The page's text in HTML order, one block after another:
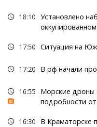
18:10 Установлено
17:50 Ситуация на
17:20 В рф начали
16:55
Морские дроны
подробности
16:30
В Краматорске